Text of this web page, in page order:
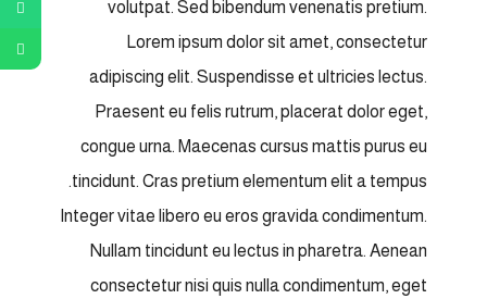
volutpat. Sed bibendum venenatis pretium.
Lorem ipsum dolor sit amet, consectetur
adipiscing elit. Suspendisse et ultricies lectus.
Praesent eu felis rutrum, placerat dolor eget,
congue urna. Maecenas cursus mattis purus eu
tincidunt. Cras pretium elementum elit a tempus.
Integer vitae libero eu eros gravida condimentum.
Nullam tincidunt eu lectus in pharetra. Aenean
consectetur nisi quis nulla condimentum, eget